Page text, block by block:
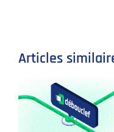
Articles